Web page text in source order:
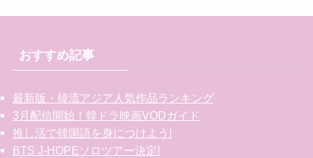
おすすめ記事
最新版・韓流アジア人気作品ランキング
3月配信開始！韓ドラ映画VODガイド
推し活で韓国語を身につけよう!
BTS J-HOPEソロツアー決定!